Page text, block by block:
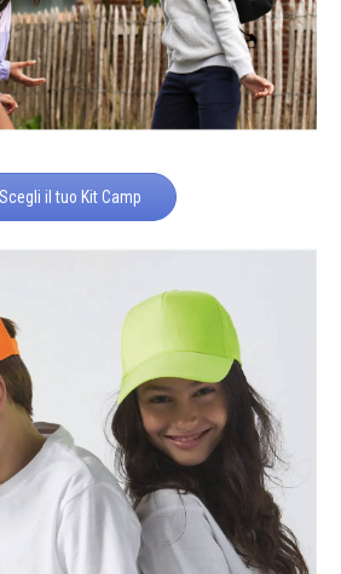
Scegli il tuo Kit Camp